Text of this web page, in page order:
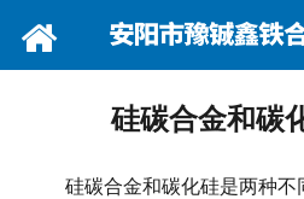
硅碳合金和碳
硅碳合金和碳化硅是两种不